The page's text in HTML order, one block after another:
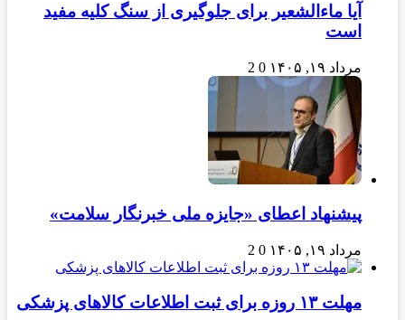
آیا ماءالشعیر برای جلوگیری از سنگ کلیه مفید
است
مرداد ۱۹, ۱۴۰۵ 0
2
پیشنهاد اعطای «جایزه ملی خبرنگار سلامت»
مرداد ۱۹, ۱۴۰۵ 0
2
مهلت ۱۳ روزه برای ثبت اطلاعات کالاهای پزشکی